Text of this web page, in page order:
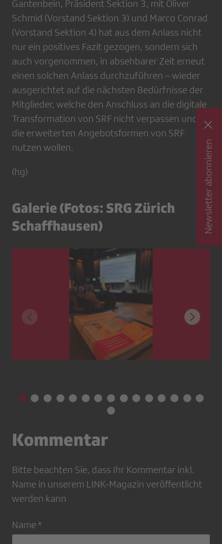
Gantenbein, Präsident Sektion 3, mit Oliver
Schmid (Vorstand Sektion 3) und Marco Conrad
(Vorstand Sektion 4) hat aus dem Anlass nicht
nur ein positives Fazit gezogen, sondern sich
auch vorgenommen, in absehbarer Zeit erneut
einen solchen Anlass durchzuführen – wieder
ausgerichtet auf die nächsten Bedürfnisse der
Mitglieder, welche den Anschluss an die digitale
Transformation von SRF nicht verpassen und
die erweiterten Angebotsformen von SRF
nutzen wollen.
(hg)
Galerie (Fotos: SRG Zürich
Schaffhausen)
Kommentar
Bitte beachten Sie, dass Ihr Kommentar inkl.
Name in unserem LINK-Magazin veröffentlicht
werden kann
Name *
Newsletter abonnieren